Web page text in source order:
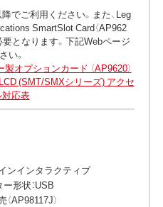
でご利用ください。また、Leg
SmartSlot Card（AP962
要となります。下記Webページ
い。
オプションカード （AP9620）
(SMT/SMXシリーズ) アクセ
応表
ンインタラクティブ
形状：USB
AP98117J）